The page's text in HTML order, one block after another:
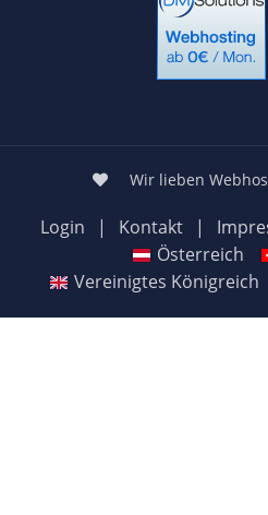
Wir lieben
Login | Kontakt |
Österreich
Vereinigtes Königreich